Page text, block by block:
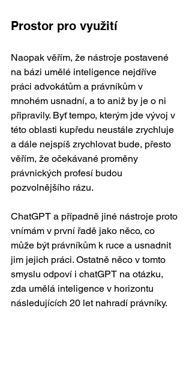
Prostor pro využití
Naopak věřím, že nástroje postavené
na bázi umělé inteligence nejdříve
práci advokátům a právníkům v
mnohém usnadní, a to aniž by je o ni
připravily. Byť tempo, kterým jde vývoj v
této oblasti kupředu neustále zrychluje
a dále nejspíš zrychlovat bude, přesto
věřím, že očekávané proměny
právnických profesí budou
pozvolnějšího rázu.
ChatGPT a případně jiné nástroje proto
vnímám v první řadě jako něco, co
může být právníkům k ruce a usnadnit
jim jejich práci. Ostatně něco v tomto
smyslu odpoví i chatGPT na otázku,
zda umělá inteligence v horizontu
následujících 20 let nahradí právníky.